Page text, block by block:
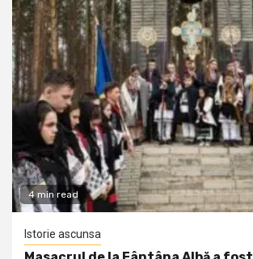
4 min read
Istorie ascunsa